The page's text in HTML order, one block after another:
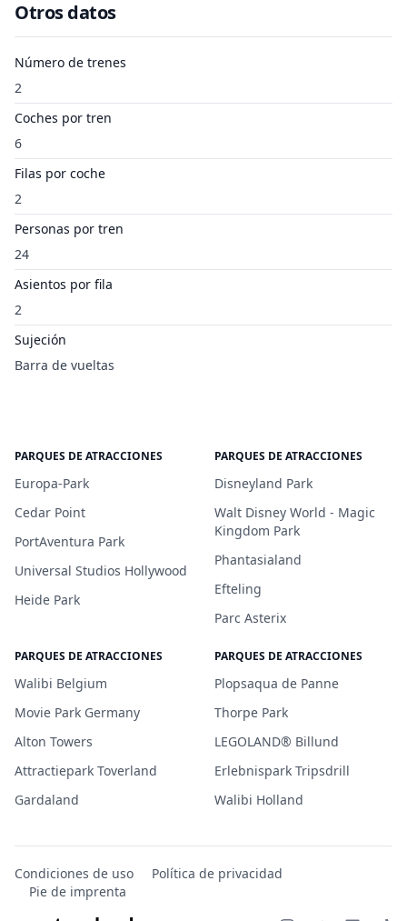
Otros datos
Número de trenes
2
Coches por tren
6
Filas por coche
2
Personas por tren
24
Asientos por fila
2
Sujeción
Barra de vueltas
PARQUES DE ATRACCIONES
Europa-Park
Cedar Point
PortAventura Park
Universal Studios Hollywood
Heide Park
PARQUES DE ATRACCIONES
Disneyland Park
Walt Disney World - Magic
Kingdom Park
Phantasialand
Efteling
Parc Asterix
PARQUES DE ATRACCIONES
Walibi Belgium
Movie Park Germany
Alton Towers
Attractiepark Toverland
Gardaland
PARQUES DE ATRACCIONES
Plopsaqua de Panne
Thorpe Park
LEGOLAND® Billund
Erlebnispark Tripsdrill
Walibi Holland
Condiciones de uso
Política de privacidad
Pie de imprenta